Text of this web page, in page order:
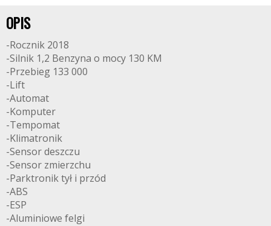
OPIS
-Rocznik 2018
-Silnik 1,2 Benzyna o mocy 130 KM
-Przebieg 133 000
-Lift
-Automat
-Komputer
-Tempomat
-Klimatronik
-Sensor deszczu
-Sensor zmierzchu
-Parktronik tył i przód
-ABS
-ESP
-Aluminiowe felgi